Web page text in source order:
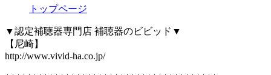
トップページ
▼認定補聴器専門店 補聴器のビビッド▼
【尼崎】
http://www.vivid-ha.co.jp/